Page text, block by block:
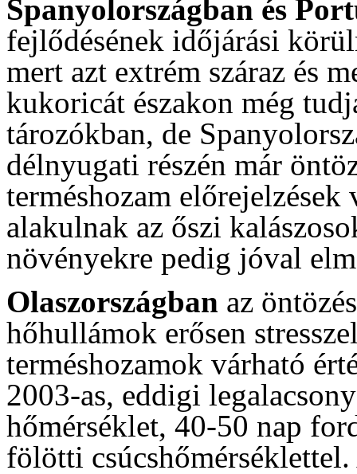
Spanyolországban és
fejlődésének időjárási
mert azt extrém száraz és
kukoricát északon még
tározókban, de
délnyugati részén már
terméshozam
alakulnak az őszi
növényekre pedig jóval
Olaszországban az
hőhullámok erősen
terméshozamok várható
2003-as, eddigi
hőmérséklet, 40-50 nap
fölötti